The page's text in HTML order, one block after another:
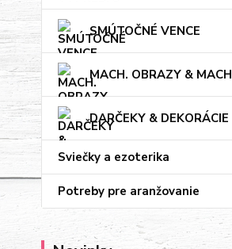
SMÚTOČNÉ VENCE
MACH. OBRAZY & MACH
DARČEKY & DEKORÁCIE
Sviečky a ezoterika
Potreby pre aranžovanie